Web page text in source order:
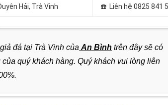
Hải, Trà Vinh ☎️ Liên hệ 0825 841
đá tại Trà Vinh của An Bình trên đây sẽ có
quý khách hàng. Quý khách vui lòng liên